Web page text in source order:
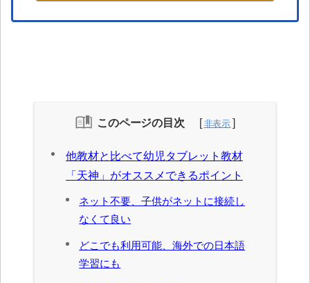
このページの目次
他教材と比べて幼児タブレット教材
「天神」がオススメできるポイント
ネット不要、子供がネットに接続し
なくて良い
どこでも利用可能、海外での日本語
学習にも